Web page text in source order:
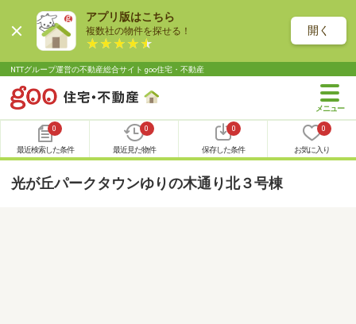
アプリ版はこちら
複数社の物件を探せる！ 開く
NTTグループ運営の不動産総合サイト goo住宅・不動産
0
最近検索した条件
0
最近見た物件
0
保存した条件
0
お気に入り
光が丘パークタウンゆりの木通り北３号棟